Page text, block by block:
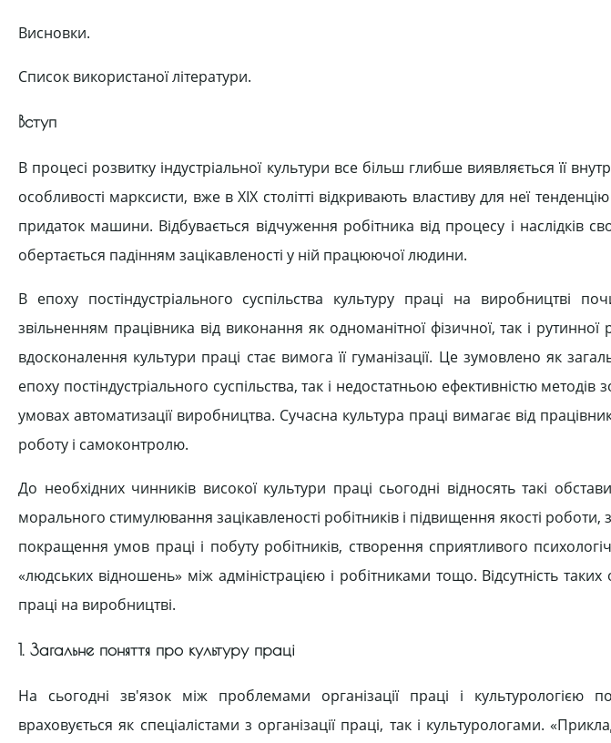
Висновки.
Список використаної літератури.
Вступ
В процесі розвитку індустріальної культури все більш глибше виявляється її
особливості марксисти, вже в XIX столітті відкривають властиву для неї
придаток машини. Відбувається відчуження робітника від процесу і наслідків
обертається падінням зацікавленості у ній працюючої людини.
В епоху постіндустріального суспільства культуру праці на виробництві
звільненням працівника від виконання як одноманітної фізичної, так і
вдосконалення культури праці стає вимога її гуманізації. Це зумовлено як
епоху постіндустріального суспільства, так і недостатньою ефективністю
умовах автоматизації виробництва. Сучасна культура праці вимагає від
роботу і самоконтролю.
До необхідних чинників високої культури праці сьогодні відносять такі
морального стимулювання зацікавленості робітників і підвищення якості роботи,
покращення умов праці і побуту робітників, створення сприятливого
«людських відношень» між адміністрацією і робітниками тощо. Відсутність
праці на виробництві.
1. Загальне поняття про культуру праці
На сьогодні зв'язок між проблемами організації праці і культурологією
враховується як спеціалістами з організації праці, так і культурологами.